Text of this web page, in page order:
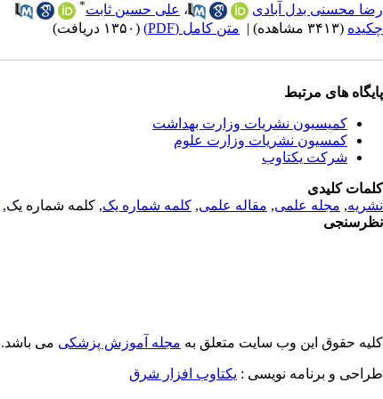
رضا محسنی بدل آبادی ، علی حسین ثابت*
چکیده (۳۴۱۳ مشاهده) | متن کامل (PDF) (۱۳۵۰ دریافت)
پایگاه های مرتبط
کمیسیون نشریات وزارت بهداشت
کمسیون نشریات وزارت علوم
شرکت یکتاوب
کلمات کلیدی
نشریه, مجله علمی, مقاله علمی, کلمه شماره یک, کلمه شماره یک,
نظرسنجی
کلیه حقوق این وب سایت متعلق به مجله آموزش پزشکی می باشد.
طراحی و برنامه نویسی : یکتاوب افزار شرق